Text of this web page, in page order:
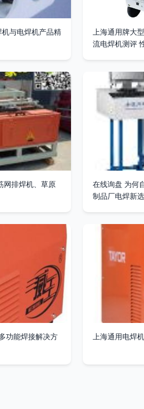
与电焊机产品精
上海通用牌大
流电焊机测评
网排焊机、草原
在线询盘 为何
制品厂电焊新
功能焊接解决方
上海通用电焊